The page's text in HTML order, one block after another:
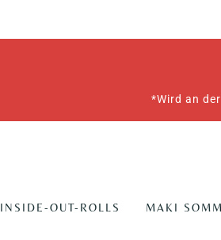
*Wird an
INSIDE-OUT-ROLLS MAKI